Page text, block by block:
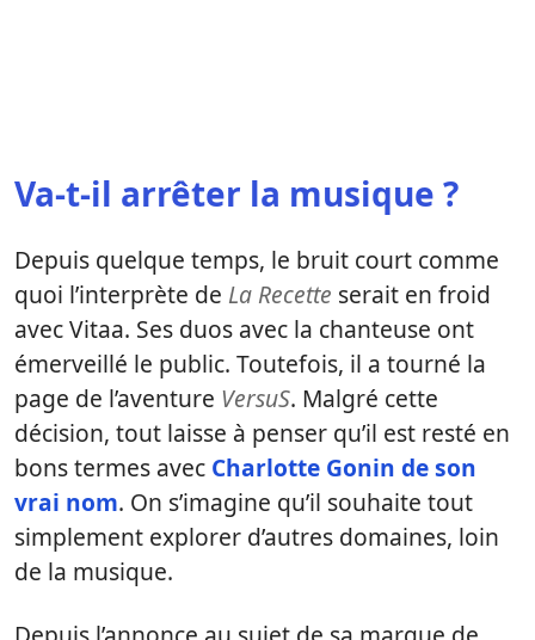
Va-t-il arrêter la musique ?
Depuis quelque temps, le bruit court comme
quoi l’interprète de La Recette serait en froid
avec Vitaa. Ses duos avec la chanteuse ont
émerveillé le public. Toutefois, il a tourné la
page de l’aventure VersuS. Malgré cette
décision, tout laisse à penser qu’il est resté en
bons termes avec Charlotte Gonin de son
vrai nom. On s’imagine qu’il souhaite tout
simplement explorer d’autres domaines, loin
de la musique.